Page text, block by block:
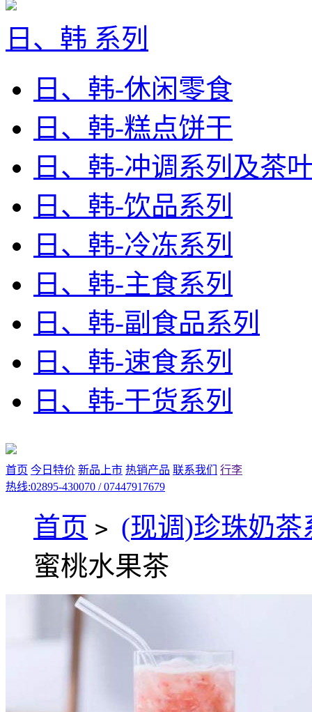
日、韩 系列
日、韩-休闲零食
日、韩-糕点饼干
日、韩-冲调系列及茶
日、韩-饮品系列
日、韩-冷冻系列
日、韩-主食系列
日、韩-副食品系列
日、韩-速食系列
日、韩-干货系列
首页 今日特价 新品上市 热销产品 联系我们
行李
热线:02895-430070 / 07447917679
首页 > (现调)珍珠奶茶
蜜桃水果茶